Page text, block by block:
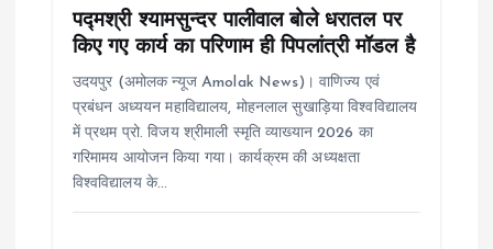
पद्मश्री श्यामसुन्दर पालीवाल बोले धरातल पर
किए गए कार्य का परिणाम ही पिपलांत्री मॉडल है
उदयपुर (अमोलक न्यूज Amolak News)। वाणिज्य एवं
प्रबंधन अध्ययन महाविद्यालय, मोहनलाल सुखाड़िया विश्वविद्यालय
में प्रथम प्रो. विजय श्रीमाली स्मृति व्याख्यान 2026 का
गरिमामय आयोजन किया गया। कार्यक्रम की अध्यक्षता
विश्वविद्यालय के…